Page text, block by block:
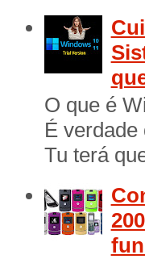
O que é
É
Tu terá